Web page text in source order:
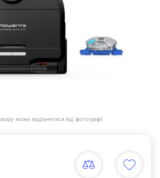
може відрізнятися від фотографії